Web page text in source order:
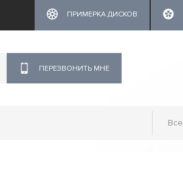
ПРИМЕРКА ДИСКОВ
ПЕРЕЗВОНИТЬ МНЕ